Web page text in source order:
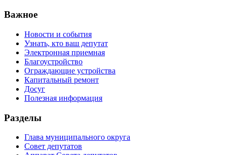
Важное
Новости и события
Узнать, кто ваш депутат
Электронная приемная
Благоустройство
Ограждающие устройства
Капитальный ремонт
Досуг
Полезная информация
Разделы
Глава муниципального округа
Совет депутатов